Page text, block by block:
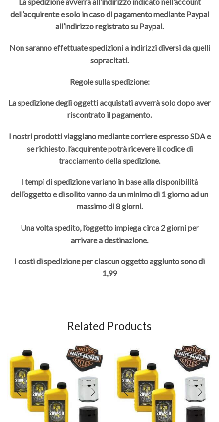
La spedizione avverrà all’indirizzo indicato nell’account
dell’acquirente e solo in caso di pagamento mediante Paypal
all’indirizzo registrato su Paypal.
Non saranno effettuate spedizioni a indirizzi diversi da quelli
sopracitati.
Regole sulla spedizione:
La spedizione degli oggetti acquistati avverrà solo dopo aver
riscontrato il pagamento.
I nostri prodotti viaggiano mediante corriere espresso SDA e
se richiesto, l’acquirente potrà ricevere il codice di
tracciamento della spedizione.
I tempi di spedizione variano in base alla disponibilità
dell’oggetto e di solito vanno da un minimo di 1 giorno ad un
massimo di 8 giorni.
Una volta spedito, l’oggetto impiega circa 2 giorni per
arrivare a destinazione.
I costi di spedizione per ciascun oggetto aggiunto sono di
1,99
Related Products